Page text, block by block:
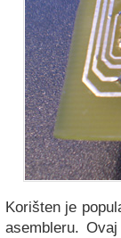
Korišten je
asembleru.